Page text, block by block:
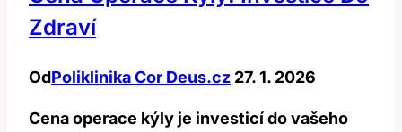
Zdraví
OdPoliklinika Cor Deus.cz 27. 1. 2026
Cena operace kýly je investicí do vašeho